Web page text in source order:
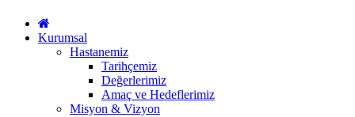
Kurumsal
Hastanemiz
Tarihçemiz
Değerlerimiz
Amaç ve Hedeflerimiz
Misyon & Vizyon